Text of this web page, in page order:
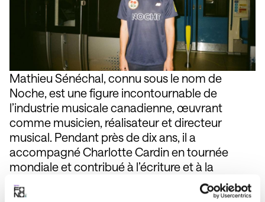
Mathieu Sénéchal, connu sous le nom de
Noche, est une figure incontournable de
l’industrie musicale canadienne, œuvrant
comme musicien, réalisateur et directeur
musical. Pendant près de dix ans, il a
accompagné Charlotte Cardin en tournée
mondiale et contribué à l’écriture et à la
réalisation de ses albums Main Girl, Phoenix et
99 Nights, ce dernier récompensé d’un prix